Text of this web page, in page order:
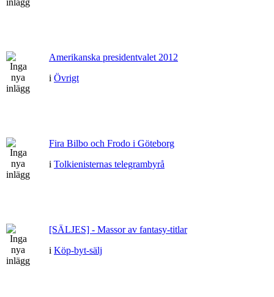
Amerikanska presidentvalet 2012
i Övrigt
Fira Bilbo och Frodo i Göteborg
i Tolkienisternas telegrambyrå
[SÄLJES] - Massor av fantasy-titlar
i Köp-byt-sälj